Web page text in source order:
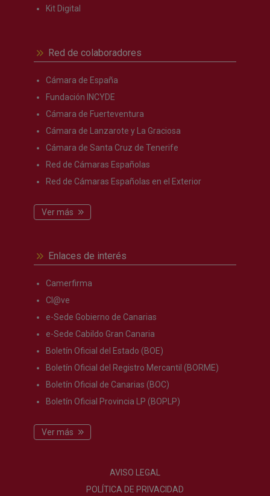
Kit Digital
Red de colaboradores
Cámara de España
Fundación INCYDE
Cámara de Fuerteventura
Cámara de Lanzarote y La Graciosa
Cámara de Santa Cruz de Tenerife
Red de Cámaras Españolas
Red de Cámaras Españolas en el Exterior
Ver más
Enlaces de interés
Camerfirma
Cl@ve
e-Sede Gobierno de Canarias
e-Sede Cabildo Gran Canaria
Boletín Oficial del Estado (BOE)
Boletín Oficial del Registro Mercantil (BORME)
Boletín Oficial de Canarias (BOC)
Boletín Oficial Provincia LP (BOPLP)
Ver más
AVISO LEGAL
POLÍTICA DE PRIVACIDAD